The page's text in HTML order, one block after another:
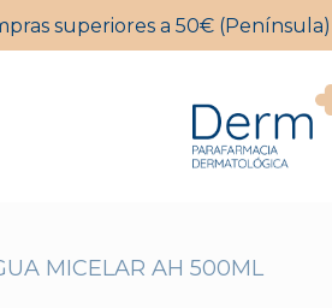
superiores a 50€
MICELAR AH 500ML